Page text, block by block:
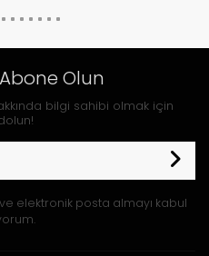
Olun
bilgi sahibi olmak için
elektronik posta almayı kabul